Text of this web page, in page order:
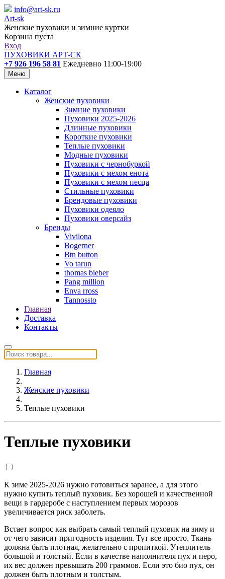
info@art-sk.ru
Art-sk
Женские пуховики и зимние куртки
Корзина пуста
Вход
ПУХОВИКИ АРТ-СК
+7 926 196 58 81 Ежедневно 11:00-19:00
Меню
Каталог
Женские пуховики
Зимние пуховики
Пуховики 2025-2026
Длинные пуховики
Короткие пуховики
Теплые пуховики
Модные пуховики
Пуховики с чернобуркой
Пуховики с мехом енота
Пуховики с мехом песца
Стильные пуховики
Брендовые пуховики
Пуховики одеяло
Пуховики оверсайз
Бренды
Vivilona
Bogerner
Btn button
Vo tarun
thomas bieber
Pang million
Enva rross
Tannossto
Главная
Доставка
Контакты
Главная
Женские пуховики
Теплые пуховики
Теплые пуховики
К зиме 2025-2026 нужно готовиться заранее, а для этого
нужно купить теплый пуховик. Без хорошей и качественной
вещи в гардеробе с наступлением первых морозов
увеличивается риск заболеть.
Встает вопрос как выбрать самый теплый пуховик на зиму и
от чего зависит пригодность изделия. Тут все просто. Ткань
должна быть плотная, желательно с пропиткой. Утеплитель
большой и толстый. Если в качестве наполнителя пух и перо,
их вес должен превышать 200 граммов. Если это био пух, он
должен быть плотным и толстым.